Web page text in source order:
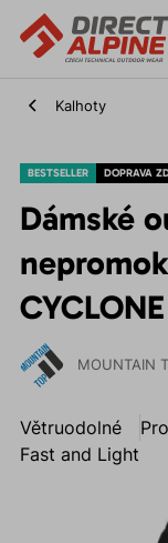
Kalhoty
BESTSELLER DOPRAVA
Dámské
MOUNTAIN
Větruodolné
Fast and Light